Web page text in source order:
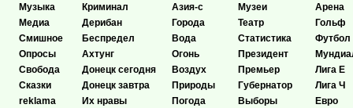
Музыка
Медиа
Смишное
Опросы
Свобода
Сказки
reklama
Криминал
Дерибан
Беспредел
Ахтунг
Донецк сегодня
Донецк завтра
Их нравы
Азия-с
Города
Вода
Огонь
Воздух
Природы
Погода
Музеи
Театр
Статистика
Президент
Премьер
Губернатор
Выборы
Арена
Гольф
Футбол
Лига Е
Лига Ч
Евро